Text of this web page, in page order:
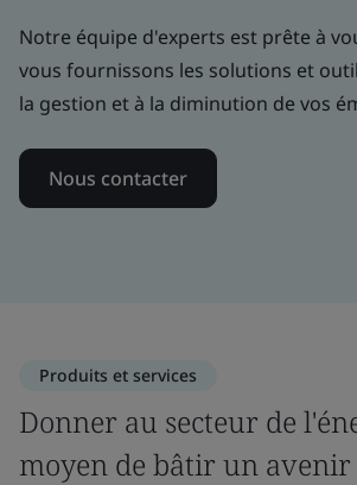
Notre équipe d'experts est prête à
vous fournissons les solutions et
la gestion et à la diminution de vos
Nous contacter
Produits et services
Donner au secteur de
moyen de bâtir un